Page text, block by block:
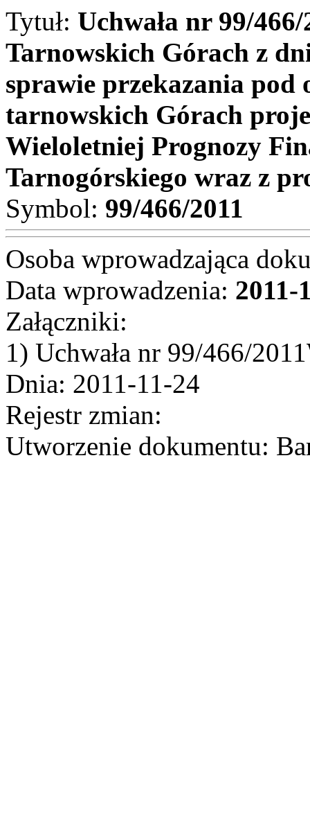
Tytuł: Uchwała nr 99/
Tarnowskich Górach z
sprawie przekazania
tarnowskich Górach
Wieloletniej Prognozy
Tarnogórskiego wraz z
Symbol: 99/466/2011
Osoba wprowadzająca
Data wprowadzenia: 2011-
Załączniki:
1) Uchwała nr 99/466/
Dnia: 2011-11-24
Rejestr zmian:
Utworzenie dokumentu: